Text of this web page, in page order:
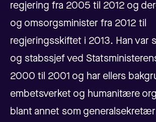
regjering fra 2005 til 2012 og
og omsorgsminister fra 2012 til
regjeringsskiftet i 2013. Han var
og stabssjef ved
2000 til 2001 og har ellers
embetsverket og humanitære
blant annet som